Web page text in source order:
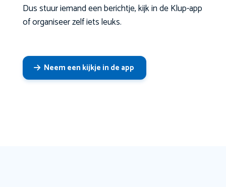
Dus stuur iemand een berichtje, kijk in de Klup-app
of organiseer zelf iets leuks.
Neem een kijkje in de app